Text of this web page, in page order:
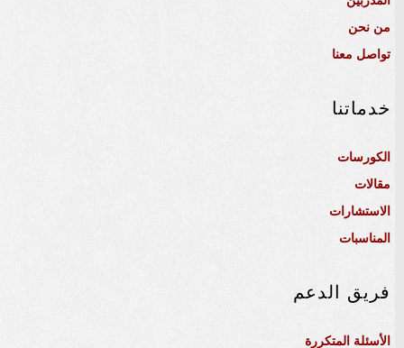
من نحن
تواصل معنا
خدماتنا
الكورسات
مقالات
الاستشارات
المناسبات
فريق الدعم
الأسئلة المتكررة